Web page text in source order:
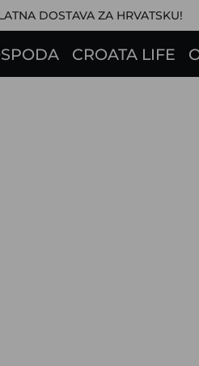
DOSTAVA ZA HRVATSKU!
CROATA LIFE